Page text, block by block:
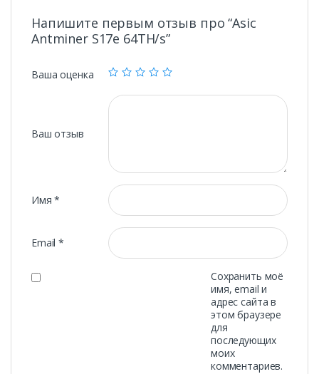
Напишите первым отзыв про “Asic
Antminer S17e 64TH/s”
Ваша оценка
Ваш отзыв
Имя*
Email*
Сохранить моё
имя, email и
адрес сайта в
этом браузере
для
последующих
моих
комментариев.